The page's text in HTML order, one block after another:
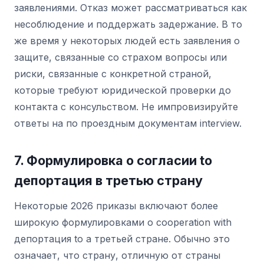
заявлениями. Отказ может рассматриваться как
несоблюдение и поддержать задержание. В то
же время у некоторых людей есть заявления о
защите, связанные со страхом вопросы или
риски, связанные с конкретной страной,
которые требуют юридической проверки до
контакта с консульством. Не импровизируйте
ответы на по проездным документам interview.
7. Формулировка о согласии to
депортация в третью страну
Некоторые 2026 приказы включают более
широкую формулировками о cooperation with
депортация to a третьей стране. Обычно это
означает, что страну, отличную от страны